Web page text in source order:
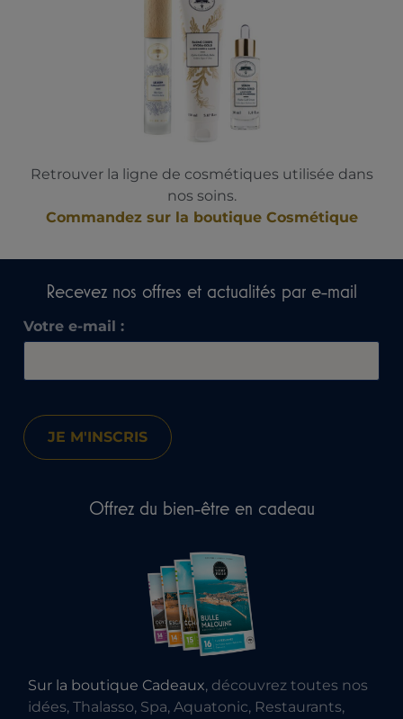
Retrouver la ligne de cosmétiques utilisée dans
nos soins.
Commandez sur la boutique Cosmétique
Offrez du bien-être en cadeau
Sur la boutique Cadeaux, découvrez toutes nos
idées, Thalasso, Spa, Aquatonic, Restaurants,
Recevez nos offres et actualités par e-mail​
Votre e-mail :